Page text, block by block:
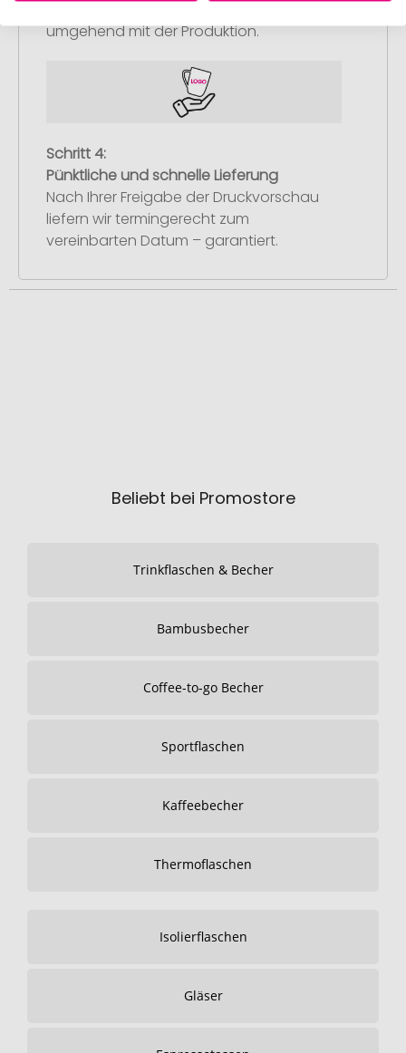
umgehend mit der Produktion.
Schritt 4:
Pünktliche und schnelle Lieferung
Nach Ihrer Freigabe der Druckvorschau
liefern wir termingerecht zum
vereinbarten Datum – garantiert.
Beliebt bei Promostore
Trinkflaschen & Becher
Bambusbecher
Coffee-to-go Becher
Sportflaschen
Kaffeebecher
Thermoflaschen
Isolierflaschen
Gläser